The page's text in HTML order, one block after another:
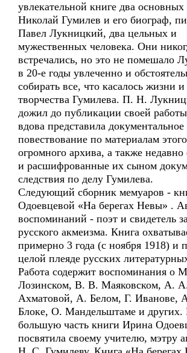
увлекательной книге два основных
Николай Гумилев и его биограф,
Павел Лукницкий, два цельных и
мужественных человека. Они
встречались, но это не помешало
в 20-е годы увлеченно и
собирать все, что касалось жизни и
творчества Гумилева. П. Н.
дожил до публикации своей
вдова представила документальное
повествование по материалам этого
огромного архива, а также
и расшифрованные их сыном
следствия по делу Гумилева.
Следующий сборник мемуаров -
Одоевцевой «На берегах Невы» .
воспоминаний - поэт и свидетель
русского акмеизма. Книга
примерно 3 года (с ноября 1918) и
целой плеяде русских
Работа содержит воспоминания о
Лозинском, В. В. Маяковском, А.
Ахматовой, А. Белом, Г. Иванове,
Блоке, О. Мандельштаме и других.
большую часть книги Ирина
посвятила своему учителю, мэтру